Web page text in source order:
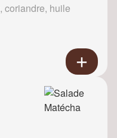
coriandre, huile